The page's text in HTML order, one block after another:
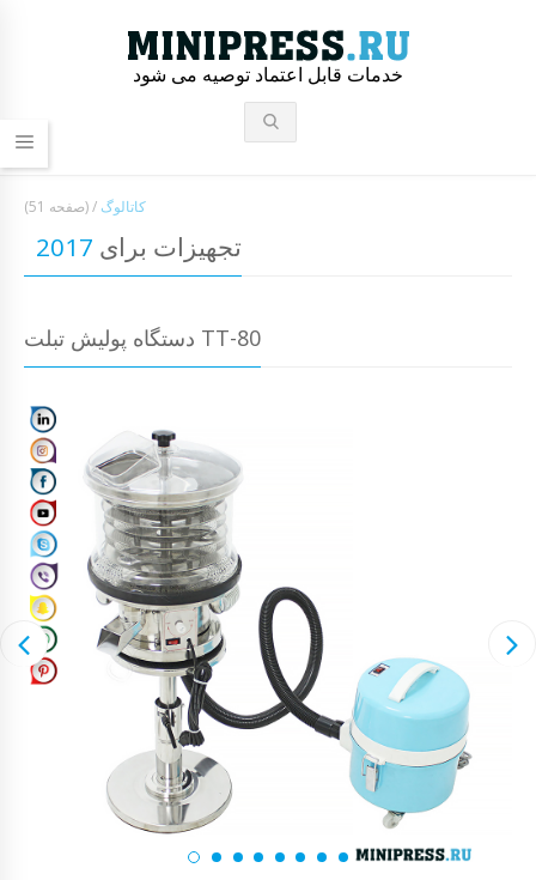
خدمات قابل اعتماد توصیه می شود
کاتالوگ /(صفحه 51)
تجهیزات برای 2017
دستگاه پولیش تبلت TT-80